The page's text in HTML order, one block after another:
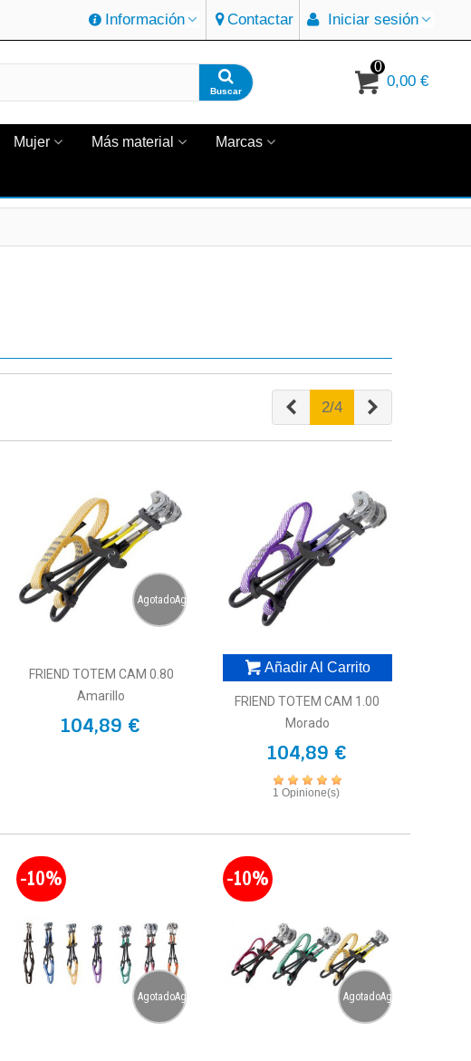
Información Contactar Iniciar sesión
Buscar
0
0,00 €
Mujer Más material Marcas
Anterior
2/4
AgotadoAgotado
FRIEND TOTEM CAM 0.80
Amarillo
104,89 €
Añadir Al Carrito
FRIEND TOTEM CAM 1.00
Morado
104,89 €
1 Opinione(s)
AgotadoAgotado
-10%
AgotadoAgotado
-10%